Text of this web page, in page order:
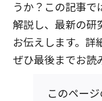
うか？この記事で
解説し、最新の研
お伝えします。詳
ぜひ最後までお読
このペー